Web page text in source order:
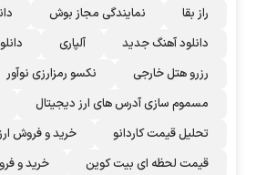
راز بقا
نمایندگی مجاز بوش
دانلود آهنگ جدید
آلپاری
رزرو هتل خارجی
نکسو رمزارزی نوآور
مسموم سازی آدرس های ارز دیجیتال
تحلیل قیمت کاردانو
خرید و فروش
قیمت لحظه ای بیت کوین
خرید و